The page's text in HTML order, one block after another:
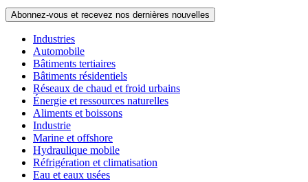
Abonnez-vous et recevez nos dernières nouvelles
Industries
Automobile
Bâtiments tertiaires
Bâtiments résidentiels
Réseaux de chaud et froid urbains
Énergie et ressources naturelles
Aliments et boissons
Industrie
Marine et offshore
Hydraulique mobile
Réfrigération et climatisation
Eau et eaux usées